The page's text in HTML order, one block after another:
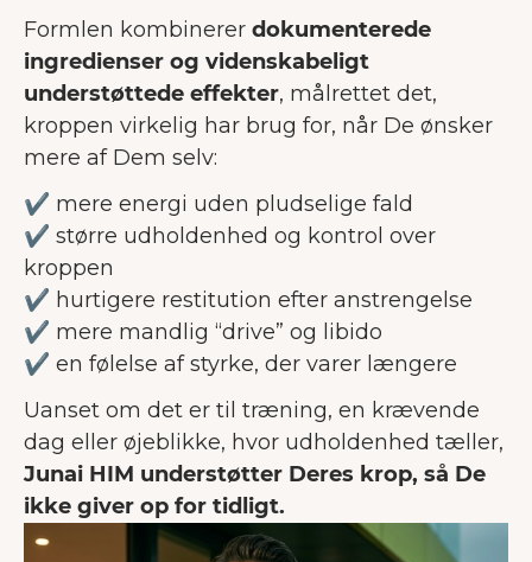
Formlen kombinerer dokumenterede
ingredienser og videnskabeligt
understøttede effekter, målrettet det,
kroppen virkelig har brug for, når De ønsker
mere af Dem selv:
✔ mere energi uden pludselige fald
✔ større udholdenhed og kontrol over
kroppen
✔ hurtigere restitution efter anstrengelse
✔ mere mandlig “drive” og libido
✔ en følelse af styrke, der varer længere
Uanset om det er til træning, en krævende
dag eller øjeblikke, hvor udholdenhed tæller,
Junai HIM understøtter Deres krop, så De
ikke giver op for tidligt.